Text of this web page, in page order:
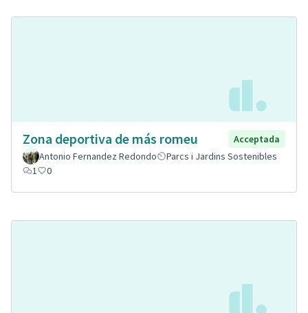
Zona deportiva de más romeu
Acceptada
Antonio Fernandez Redondo
Parcs i Jardins Sostenibles
1
0